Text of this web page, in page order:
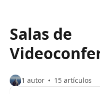
Salas de
1 autor 15 artículos